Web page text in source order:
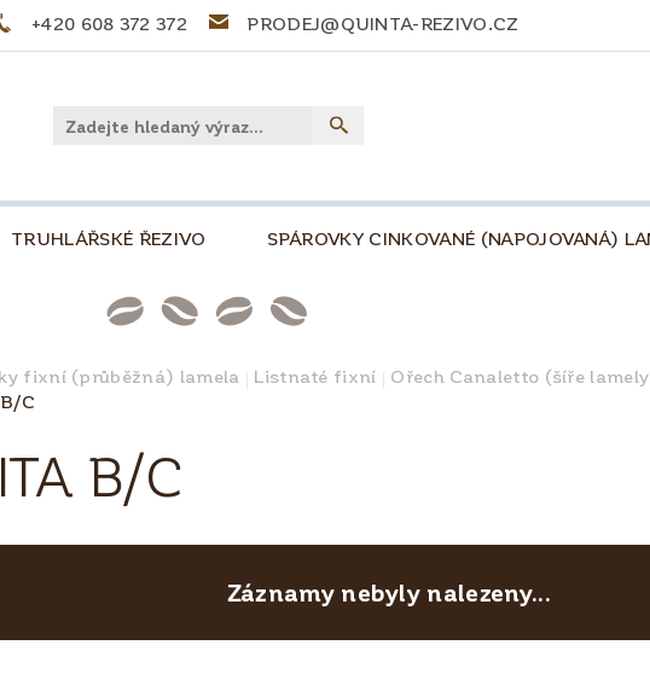
+420 608 372 372 PRODEJ@QUINTA-REZIVO.CZ
TRUHLÁŘSKÉ ŘEZIVO SPÁROVKY CINKOVANÉ (NAPOJOVANÁ)
PALIVOVÉ DŘEVO
SLOVNÍČEK POJMŮ O DŘEVU
fixní (průběžná) lamela Listnaté fixní Ořech Canaletto (šíře
C
B/C
Záznamy nebyly nalezeny...